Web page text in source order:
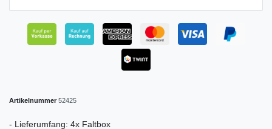
Artikelnummer 52425
- Lieferumfang: 4x Faltbox